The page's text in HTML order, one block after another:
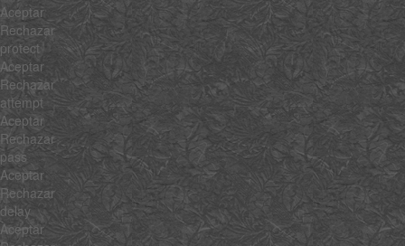
Aceptar
Rechazar
protect
Aceptar
Rechazar
attempt
Aceptar
Rechazar
pass
Aceptar
Rechazar
delay
Aceptar